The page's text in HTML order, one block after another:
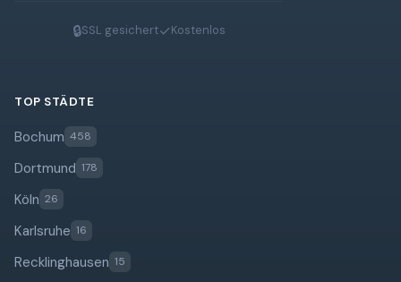
🔒SSL gesichert✓Kostenlos
TOP STÄDTE
Bochum 458
Dortmund 178
Köln 26
Karlsruhe 16
Recklinghausen 15